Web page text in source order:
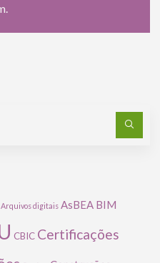
Arquivos digitais AsBEA BIM
CBIC Certificações